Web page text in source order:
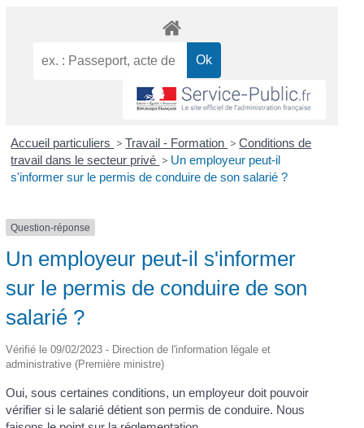
Accueil particuliers > Travail - Formation > Conditions de
travail dans le secteur privé > Un employeur peut-il
s'informer sur le permis de conduire de son salarié ?
Question-réponse
Un employeur peut-il s'informer
sur le permis de conduire de son
salarié ?
Vérifié le 09/02/2023 - Direction de l'information légale et
administrative (Première ministre)
Oui, sous certaines conditions, un employeur doit pouvoir
vérifier si le salarié détient son permis de conduire. Nous